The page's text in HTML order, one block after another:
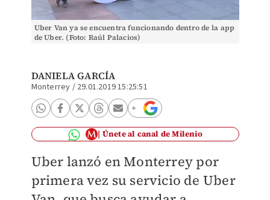
Uber Van ya se encuentra funcionando dentro de la app
de Uber. (Foto: Raúl Palacios)
DANIELA GARCÍA
Monterrey / 29.01.2019 15:25:51
Únete al canal de Milenio
Uber lanzó en Monterrey por
primera vez su servicio de Uber